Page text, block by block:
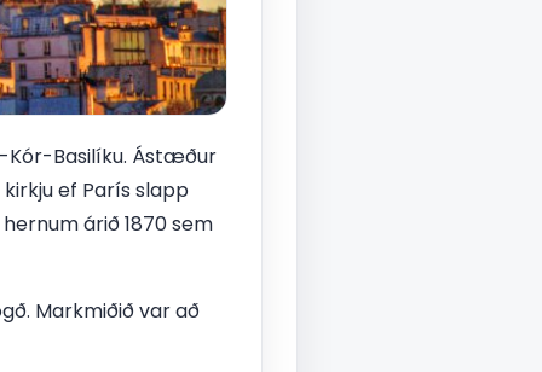
Kór-Basilíku. Ástæður
ef París slapp
árið 1870 sem
Markmiðið var að